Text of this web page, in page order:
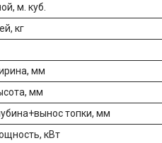
м. куб.
кг
мм
мм
топки, мм
кВт